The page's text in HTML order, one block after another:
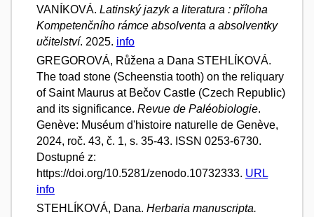
VANÍKOVÁ. Latinský jazyk a literatura : příloha
Kompetenčního rámce absolventa a absolventky
učitelství. 2025. info
GREGOROVÁ, Růžena a Dana STEHLÍKOVÁ.
The toad stone (Scheenstia tooth) on the reliquary
of Saint Maurus at Bečov Castle (Czech Republic)
and its significance. Revue de Paléobiologie.
Genève: Muséum d'histoire naturelle de Genève,
2024, roč. 43, č. 1, s. 35-43. ISSN 0253-6730.
Dostupné z:
https://doi.org/10.5281/zenodo.10732333. URL
info
STEHLÍKOVÁ, Dana. Herbaria manuscripta.